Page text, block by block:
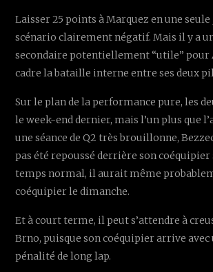
Laisser 25 points à Marquez en une
scénario clairement négatif. Mais il y a
secondaire potentiellement “utile” pour
cadre la bataille interne entre ses deux
Sur le plan de la performance pure, les
le week-end dernier, mais l’un plus que
une séance de Q2 très brouillonne,
pas été repoussé derrière son
temps normal, il aurait même
coéquipier le dimanche.
Et à court terme, il peut s’attendre à
Brno, puisque son coéquipier arrive avec
pénalité de long lap.